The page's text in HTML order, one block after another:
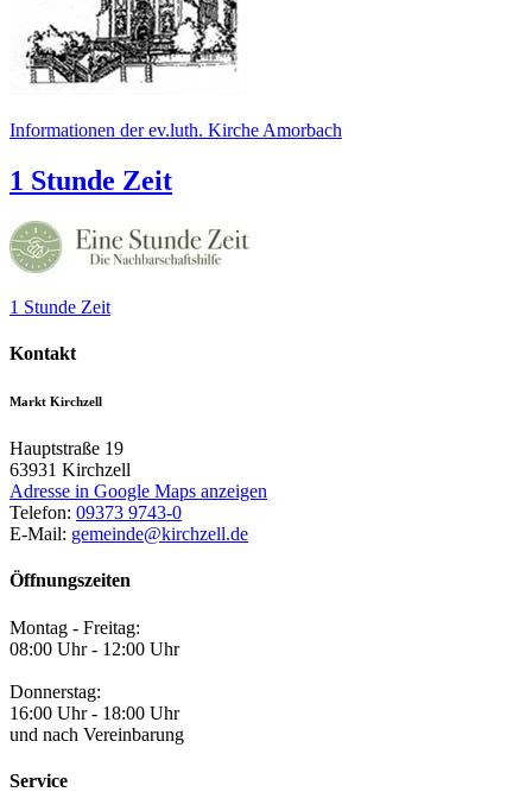
Informationen der ev.luth. Kirche Amorbach
1 Stunde Zeit
1 Stunde Zeit
Kontakt
Markt Kirchzell
Hauptstraße 19
63931 Kirchzell
Adresse in Google Maps anzeigen
Telefon: 09373 9743-0
E-Mail: gemeinde@kirchzell.de
Öffnungszeiten
Montag - Freitag:
08:00 Uhr - 12:00 Uhr
Donnerstag:
16:00 Uhr - 18:00 Uhr
und nach Vereinbarung
Service